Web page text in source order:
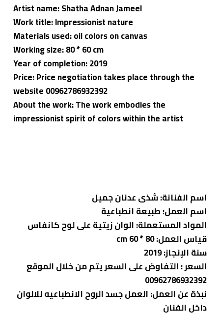
Artist name:Shatha Adnan Jameel
Work title: Impressionist nature
Materials used: oil colors on canvas
Working size: 80 * 60 cm
Year of completion: 2019
Price: Price negotiation takes place through the
website 00962786932392
About the work: The work embodies the
impressionist spirit of colors within the artist
اسم الفنانة: شذى عدنان جميل
اسم العمل: طبيعة انطباعية
المواد المستعملة: الوان زيتية على لوح كانفاس
قياس العمل: 80 * 60 cm
سنة الإنجاز: 2019
السعر : التفاوض على السعر يتم من خلال الموقع
00962786932392
نبذة عن العمل: العمل جسد الروح الانطباعيه للالوان
داخل الفنان